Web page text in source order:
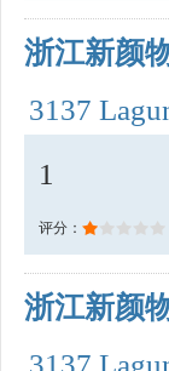
浙江新颜
3137
1
评分：
浙江新颜
3137